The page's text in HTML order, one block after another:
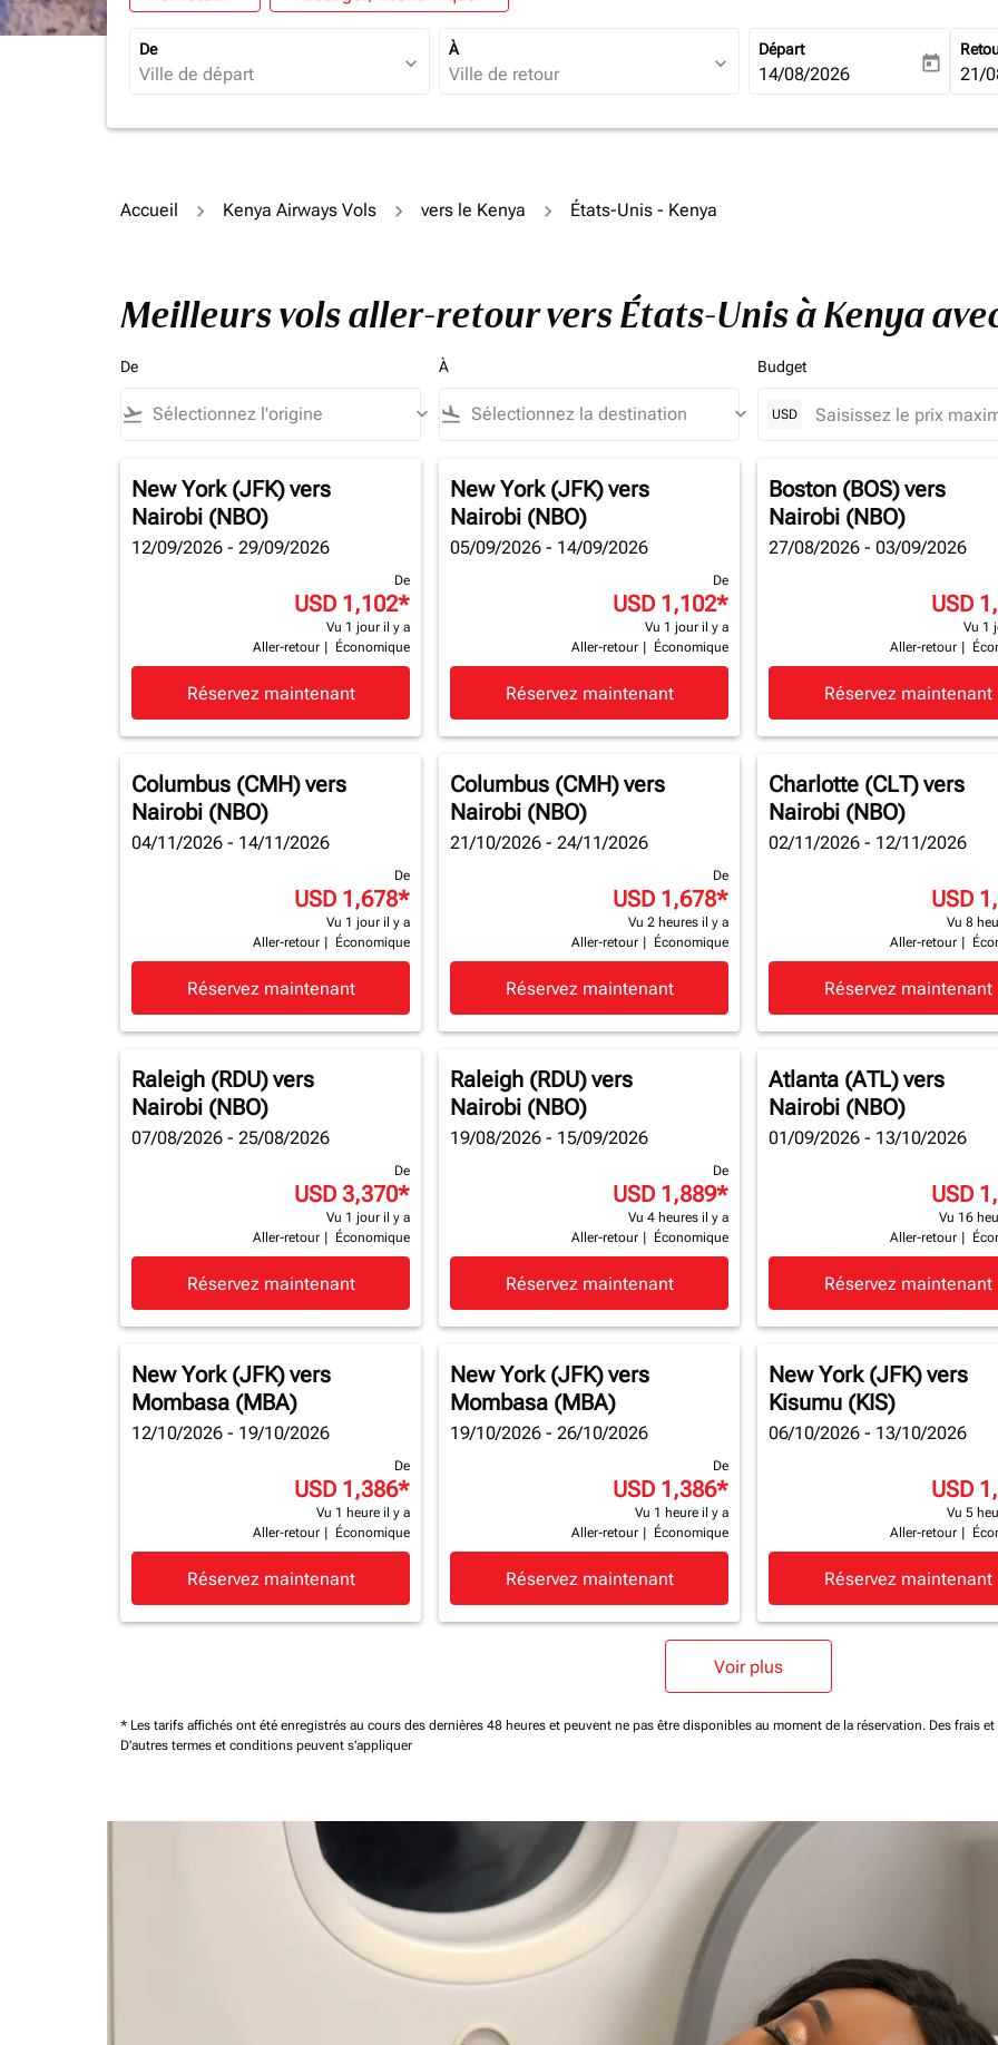
De
expand_more
À
expand_more
Départ
fc-booking-departure-date-
14/08/2026 today fc-
21/
Accueil Kenya Airways Vols vers le Kenya États-Unis - Kenya
Meilleurs vols aller-retour vers États-Unis à Kenya
De
flight_takeoff keyboard_arrow_down
À
flight_land keyboard_arrow_down
Budget
USD
New York (JFK)vers
Nairobi (NBO)
12/09/2026 - 29/09/2026
De
USD 1,102*
Vu 1 jour il y a
Aller-retour
Économique
Réservez maintenant
New York (JFK)vers
Nairobi (NBO)
05/09/2026 - 14/09/2026
De
USD 1,102*
Vu 1 jour il y a
Aller-retour
Économique
Réservez maintenant
Boston (BOS)vers
Nairobi (NBO)
27/08/2026 - 03/09/2026
USD
Vu 1
Aller-retour
Réservez maintenant
Columbus (CMH)vers
Nairobi (NBO)
04/11/2026 - 14/11/2026
De
USD 1,678*
Vu 1 jour il y a
Aller-retour
Économique
Réservez maintenant
Columbus (CMH)vers
Nairobi (NBO)
21/10/2026 - 24/11/2026
De
USD 1,678*
Vu 2 heures il y a
Aller-retour
Économique
Réservez maintenant
Charlotte (CLT)vers
Nairobi (NBO)
02/11/2026 - 12/11/2026
USD
Vu 8
Aller-retour
Réservez maintenant
Raleigh (RDU)vers
Nairobi (NBO)
07/08/2026 - 25/08/2026
De
USD 3,370*
Vu 1 jour il y a
Aller-retour
Économique
Réservez maintenant
Raleigh (RDU)vers
Nairobi (NBO)
19/08/2026 - 15/09/2026
De
USD 1,889*
Vu 4 heures il y a
Aller-retour
Économique
Réservez maintenant
Atlanta (ATL)vers
Nairobi (NBO)
01/09/2026 - 13/10/2026
USD
Vu 16
Aller-retour
Réservez maintenant
New York (JFK)vers
Mombasa (MBA)
12/10/2026 - 19/10/2026
De
USD 1,386*
Vu 1 heure il y a
Aller-retour
Économique
Réservez maintenant
New York (JFK)vers
Mombasa (MBA)
19/10/2026 - 26/10/2026
De
USD 1,386*
Vu 1 heure il y a
Aller-retour
Économique
Réservez maintenant
New York (JFK)vers
Kisumu (KIS)
06/10/2026 - 13/10/2026
USD
Vu 5
Aller-retour
Réservez maintenant
Voir plus
* Les tarifs affichés ont été enregistrés au cours des dernières 48 heures et peuvent ne pas être disponibles au moment de la réservation. Des frais
D'autres termes et conditions peuvent s'appliquer